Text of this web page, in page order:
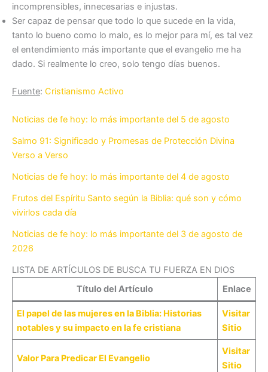
incomprensibles, innecesarias e injustas.
Ser capaz de pensar que todo lo que sucede en la vida,
tanto lo bueno como lo malo, es lo mejor para mí, es tal vez
el entendimiento más importante que el evangelio me ha
dado. Si realmente lo creo, solo tengo días buenos.
Fuente: Cristianismo Activo
Noticias de fe hoy: lo más importante del 5 de agosto
Salmo 91: Significado y Promesas de Protección Divina
Verso a Verso
Noticias de fe hoy: lo más importante del 4 de agosto
Frutos del Espíritu Santo según la Biblia: qué son y cómo
vivirlos cada día
Noticias de fe hoy: lo más importante del 3 de agosto de
2026
LISTA DE ARTÍCULOS DE BUSCA TU FUERZA EN DIOS
Título del Artículo
Enlace
El papel de las mujeres en la Biblia: Historias
notables y su impacto en la fe cristiana
Visitar
Sitio
Valor Para Predicar El Evangelio
Visitar
Sitio